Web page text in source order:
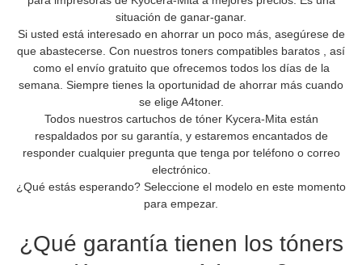
situación de ganar-ganar.
Si usted está interesado en ahorrar un poco más, asegúrese de
que abastecerse. Con nuestros toners compatibles baratos , así
como el envío gratuito que ofrecemos todos los días de la
semana. Siempre tienes la oportunidad de ahorrar más cuando
se elige A4toner.
Todos nuestros cartuchos de tóner Kycera-Mita están
respaldados por su garantía, y estaremos encantados de
responder cualquier pregunta que tenga por teléfono o correo
electrónico.
¿Qué estás esperando? Seleccione el modelo en este momento
para empezar.
¿Qué garantía tienen los tóners